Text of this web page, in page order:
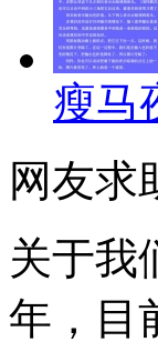
瘦马
网友求
关于我
年，目